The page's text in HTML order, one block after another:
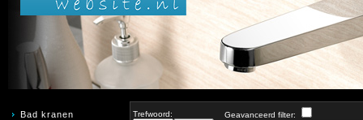
Bad kranen Trefwoord: Geavanceerd filter: